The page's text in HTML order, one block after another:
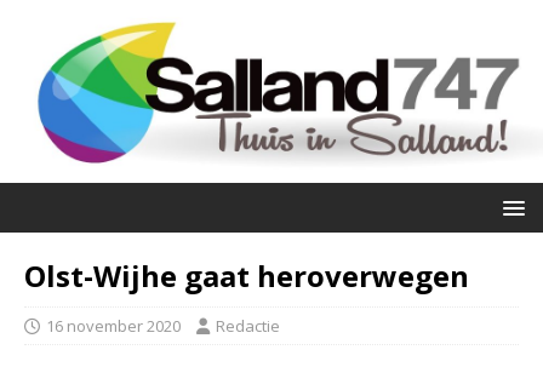
Olst-Wijhe gaat heroverwegen
16 november 2020 Redactie